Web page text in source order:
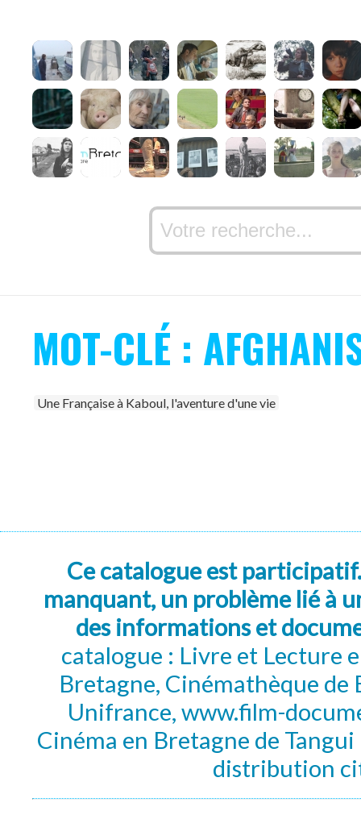
MOT-CLÉ :
Une Française à Kaboul, l'aventure d'une vie
Ce catalogue est
manquant, un problème lié à
des informations et
catalogue : Livre et Lecture
Bretagne, Cinémathèque de
Unifrance, www.film-
Cinéma en Bretagne de
distribution